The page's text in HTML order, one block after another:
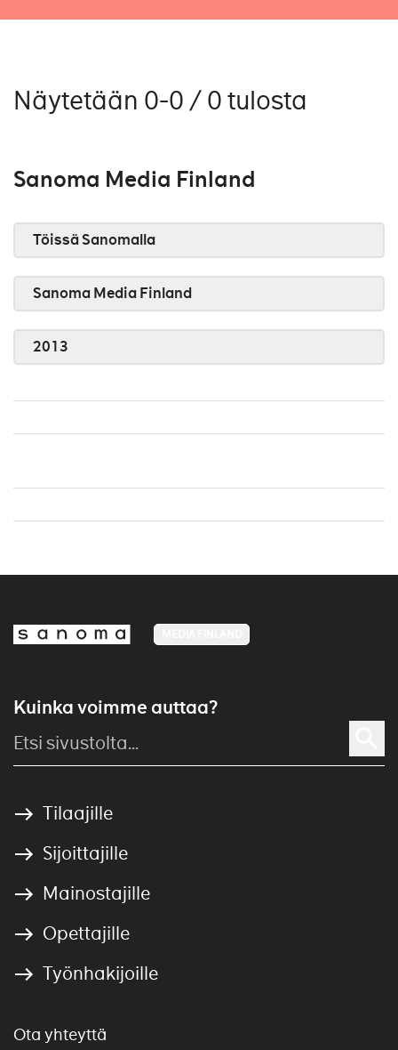
Näytetään 0-0 / 0 tulosta
Sanoma Media Finland
Töissä Sanomalla
Sanoma Media Finland
2013
Kuinka voimme auttaa?
Tilaajille
Sijoittajille
Mainostajille
Opettajille
Työnhakijoille
Ota yhteyttä